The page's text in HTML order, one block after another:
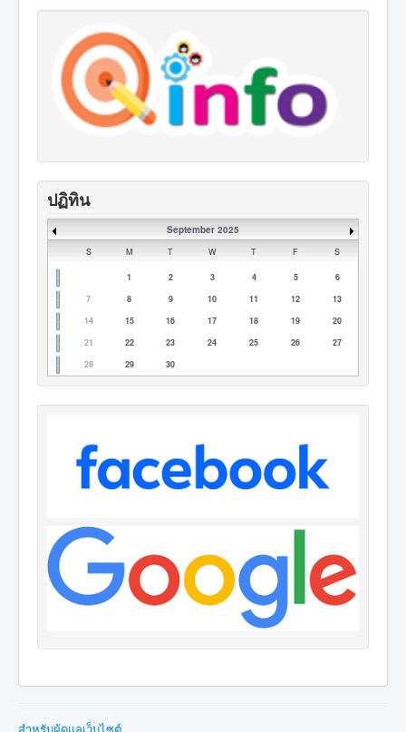
ปฏิทิน
September 2025
S M T W T F S
1 2 3 4 5
6
7
8 9 10 11 12
13
14
15 16 17 18 19
20
21
22 23 24 25 26
27
28
29 30
สำหรับผู้ดูแลเว็บไซต์